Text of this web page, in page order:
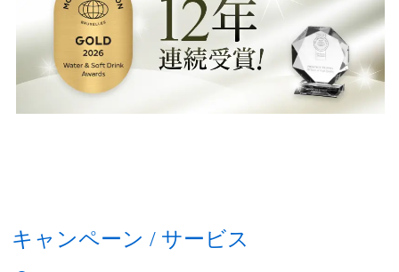
キャンペーン / サービス